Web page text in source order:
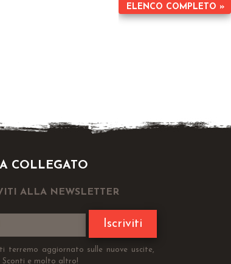
ELENCO COMPLETO »
COLLEGATO
ALLA NEWSLETTER
Iscriviti
ti terremo aggiornato sulle nuove uscite,
Sconti e molto altro!